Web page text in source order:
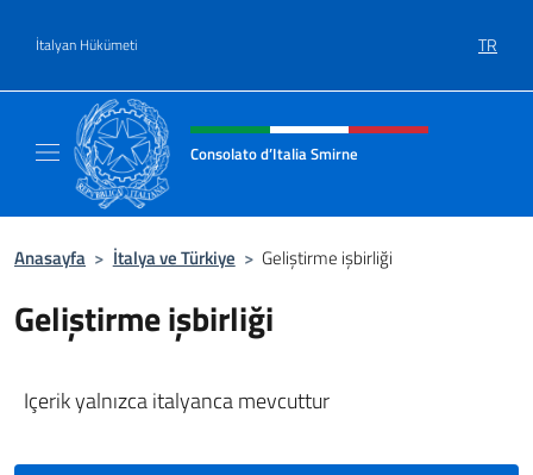
İtalyan Hükümeti TR
Site başlığı, sosyal medya ve
Consolato d’Italia Smirne
Anasayfa > İtalya ve Türkiye > Geliştirme işbirliği
Geliştirme işbirliği
Içerik yalnızca italyanca mevcuttur